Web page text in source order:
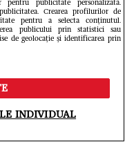
pentru publicitate personalizată.
Crearea profilurilor de
pentru a selecta conținutul.
publicului prin statistici sau
de geolocație și identificarea prin
INDIVIDUAL